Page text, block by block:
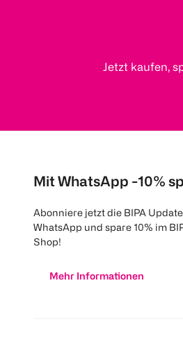
Jetzt kaufen,
Mit WhatsApp -10%
Abonniere jetzt die BIPA
WhatsApp und spare 10% im
Shop!
Mehr Informationen